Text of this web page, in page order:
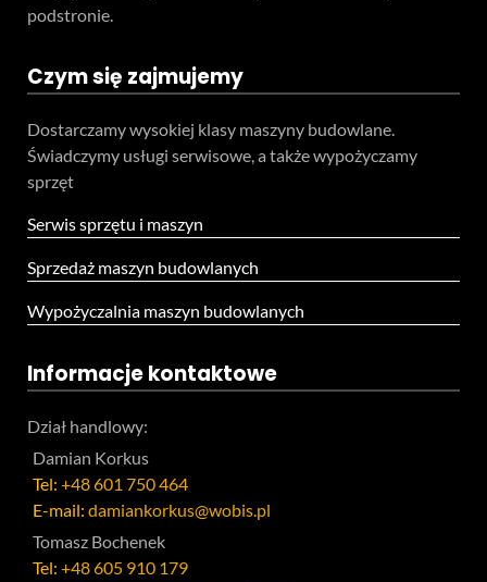
podstronie.
Czym się zajmujemy
Dostarczamy wysokiej klasy maszyny budowlane.
Świadczymy usługi serwisowe, a także wypożyczamy
sprzęt
Serwis sprzętu i maszyn
Sprzedaż maszyn budowlanych
Wypożyczalnia maszyn budowlanych
Informacje kontaktowe
Dział handlowy:
Damian Korkus
Tel: +48 601 750 464
E-mail: damiankorkus@wobis.pl
Tomasz Bochenek
Tel: +48 605 910 179